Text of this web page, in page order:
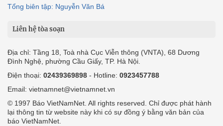
Tổng biên tập: Nguyễn Văn Bá
Liên hệ tòa soạn
Địa chỉ: Tầng 18, Toà nhà Cục Viễn thông (VNTA), 68 Dương
Đình Nghệ, phường Cầu Giấy, TP. Hà Nội.
Điện thoại: 02439369898 - Hotline: 0923457788
Email: vietnamnet@vietnamnet.vn
© 1997 Báo VietNamNet. All rights reserved. Chỉ được phát hành
lại thông tin từ website này khi có sự đồng ý bằng văn bản của
báo VietNamNet.